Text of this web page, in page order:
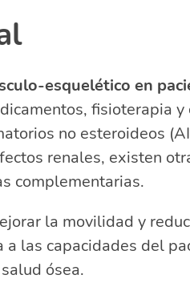
esquelético en
fisioterapia
no esteroideos
renales, existen
complementarias.
la movilidad y
las capacidades del
ósea.